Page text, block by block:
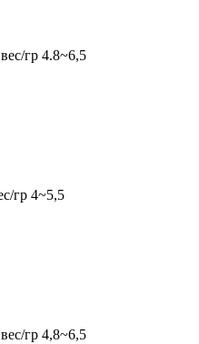
гр 4.8~6,5
гр 4~5,5
гр 4,8~6,5